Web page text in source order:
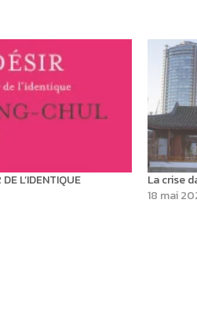
DE L’IDENTIQUE
La crise
18 mai